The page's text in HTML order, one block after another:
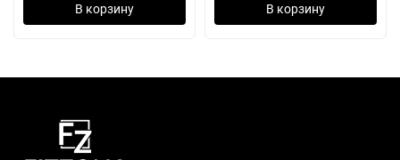
В корзину В корзину